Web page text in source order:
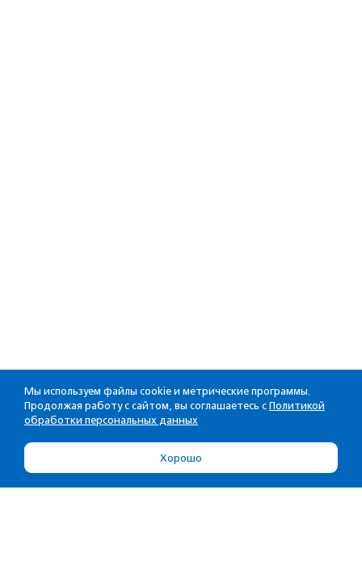
Мы используем файлы cookie и метрические программы.
Продолжая работу с сайтом, вы соглашаетесь с Политикой
обработки персональных данных
Хорошо